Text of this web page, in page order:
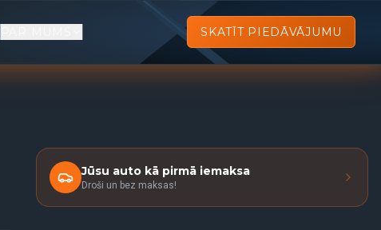
SKATĪT PIEDĀVĀJUMU
Jūsu auto kā pirmā iemaksa
Droši un bez maksas!